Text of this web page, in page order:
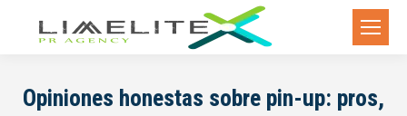
Opiniones honestas sobre pin-up: pros,